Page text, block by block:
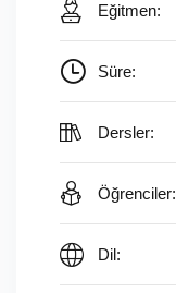
Eğitmen:
Süre:
Dersler:
Öğrenciler:
Dil: